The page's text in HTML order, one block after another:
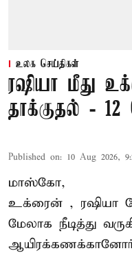
உலக செய்திகள்
ரஷியா மீது
தாக்குதல் - 12
Published on: 10 Aug 2026,
மாஸ்கோ,
உக்ரைன் , ரஷியா
மேலாக நீடித்து
ஆயிரக்கணக்கானோர்